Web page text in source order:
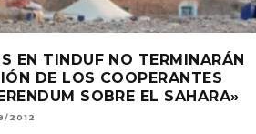
EN TINDUF NO TERMINARÁN
DE LOS COOPERANTES
SOBRE EL SAHARA»
2012